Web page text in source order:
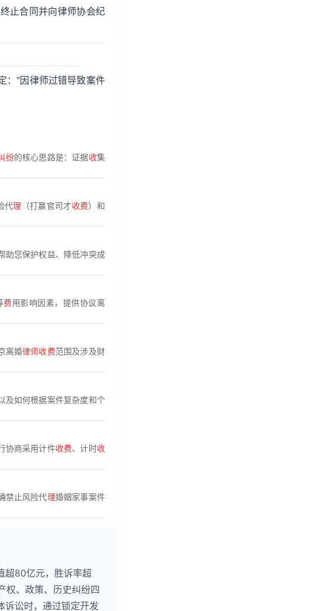
止合同并向律师协会纪
："因律师过错导致案件
纷的核心思路是：证据收集
代理 （打赢官司才收费）和
助您保护权益、降低冲突成
费用影响因素，提供协议离
离婚律师收费范围及涉及财
及如何根据案件复杂度和个
协商采用计件收费、计时收
禁止风险代理婚姻家事案件
超80亿元，胜诉率超
权、政策、历史纠纷四
诉讼时，通过锁定开发